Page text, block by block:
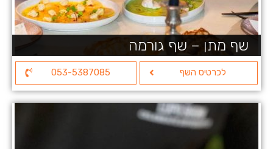
שף מתן – שף גורמה
לכרטיס השף 053-5387085